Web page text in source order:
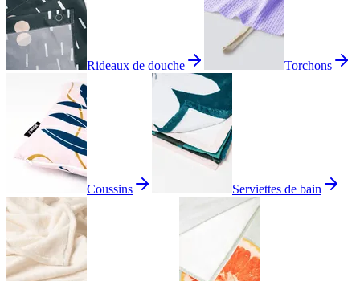
Rideaux de douche Torchons
Coussins Serviettes de bain